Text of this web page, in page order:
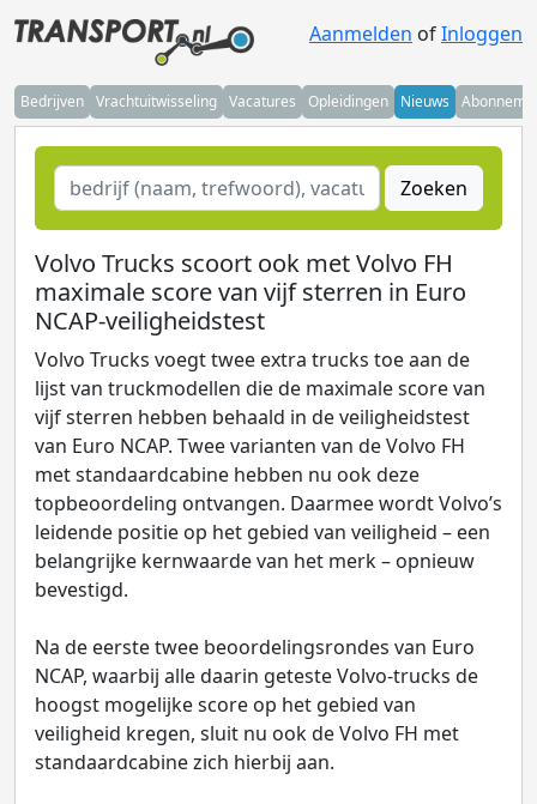
Aanmelden ofInloggen
Bedrijven Vrachtuitwisseling Vacatures Opleidingen Nieuws
Zoeken
Volvo Trucks scoort ook met Volvo FH
maximale score van vijf sterren in Euro
NCAP-veiligheidstest
Volvo Trucks voegt twee extra trucks toe aan de
lijst van truckmodellen die de maximale score van
vijf sterren hebben behaald in de veiligheidstest
van Euro NCAP. Twee varianten van de Volvo FH
met standaardcabine hebben nu ook deze
topbeoordeling ontvangen. Daarmee wordt Volvo’s
leidende positie op het gebied van veiligheid – een
belangrijke kernwaarde van het merk – opnieuw
bevestigd.
Na de eerste twee beoordelingsrondes van Euro
NCAP, waarbij alle daarin geteste Volvo-trucks de
hoogst mogelijke score op het gebied van
veiligheid kregen, sluit nu ook de Volvo FH met
standaardcabine zich hierbij aan.